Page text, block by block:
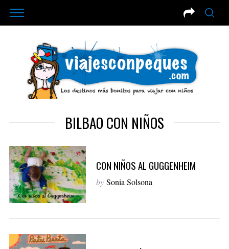
BILBAO CON NIÑOS
CON NIÑOS AL GUGGENHEIM
by Sonia Solsona